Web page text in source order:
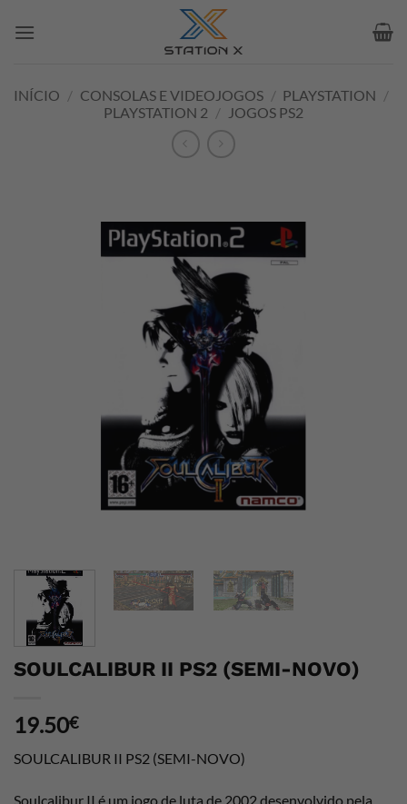
INÍCIO / CONSOLAS E VIDEOJOGOS / PLAYSTATION /
PLAYSTATION 2 / JOGOS PS2
SOULCALIBUR II PS2 (SEMI-NOVO)
19.50€
SOULCALIBUR II PS2 (SEMI-NOVO)
Soulcalibur II é um jogo de luta de 2002 desenvolvido pela